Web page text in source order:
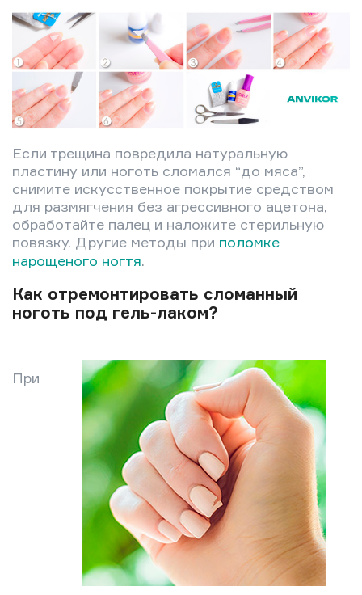
Если трещина повредила натуральную
пластину или ноготь сломался “до мяса”,
снимите искусственное покрытие средством
для размягчения без агрессивного ацетона,
обработайте палец и наложите стерильную
повязку. Другие методы при поломке
нарощеного ногтя.
Как отремонтировать сломанный
ноготь под гель-лаком?
При